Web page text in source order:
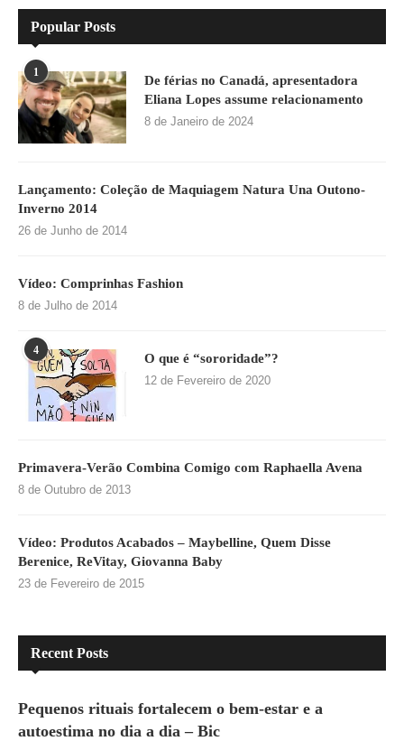
Popular Posts
1
De férias no Canadá, apresentadora
Eliana Lopes assume relacionamento
8 de Janeiro de 2024
Lançamento: Coleção de Maquiagem Natura Una Outono-
Inverno 2014
26 de Junho de 2014
Vídeo: Comprinhas Fashion
8 de Julho de 2014
4
O que é “sororidade”?
12 de Fevereiro de 2020
Primavera-Verão Combina Comigo com Raphaella Avena
8 de Outubro de 2013
Vídeo: Produtos Acabados – Maybelline, Quem Disse
Berenice, ReVitay, Giovanna Baby
23 de Fevereiro de 2015
Recent Posts
Pequenos rituais fortalecem o bem-estar e a
autoestima no dia a dia – Bic